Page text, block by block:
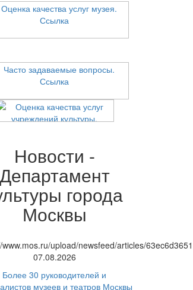
Новости -
Департамент
города
Москвы
07.08.2026
Более 30 руководителей и
музеев и театров Москвы